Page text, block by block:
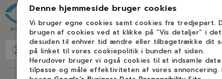
Denne hjemmeside bruger cookies
Vi bruger egne cookies samt cookies fra tredjepart.
brugen af cookies ved at klikke på ”Vis detaljer” i
desuden til enhver tid ændre eller tilbagetrække dit
på linket til vores cookiepolitik i bunden af siden.
Herudover bruger vi også cookies til at indsamle
tilpasse og måle effektiviteten af vores annoncering.